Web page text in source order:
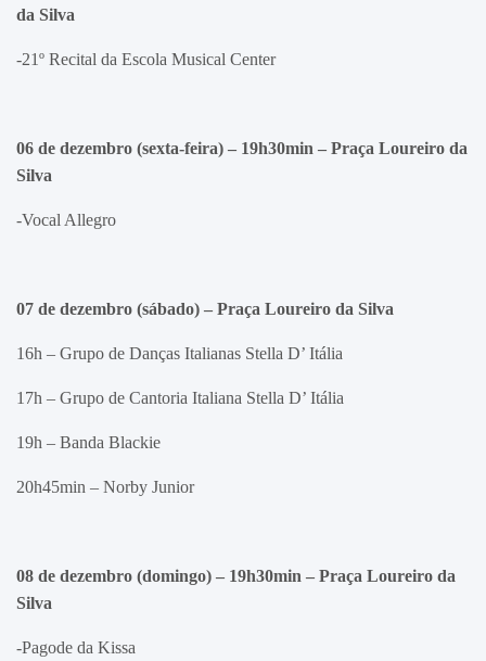
da Silva
-21º Recital da Escola Musical Center
06 de dezembro (sexta-feira) – 19h30min – Praça Loureiro da
Silva
-Vocal Allegro
07 de dezembro (sábado) – Praça Loureiro da Silva
16h – Grupo de Danças Italianas Stella D’ Itália
17h – Grupo de Cantoria Italiana Stella D’ Itália
19h – Banda Blackie
20h45min – Norby Junior
08 de dezembro (domingo) – 19h30min – Praça Loureiro da
Silva
-Pagode da Kissa